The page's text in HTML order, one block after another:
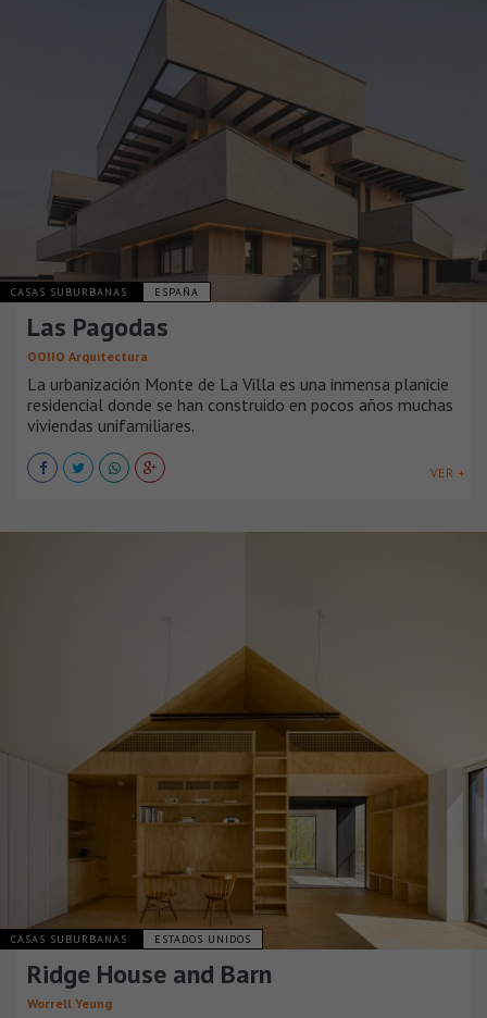
CASAS SUBURBANAS ESPAÑA
Las Pagodas
OOIIO Arquitectura
La urbanización Monte de La Villa es una inmensa planicie
residencial donde se han construido en pocos años muchas
viviendas unifamiliares.
VER +
CASAS SUBURBANAS ESTADOS UNIDOS
Ridge House and Barn
Worrell Yeung